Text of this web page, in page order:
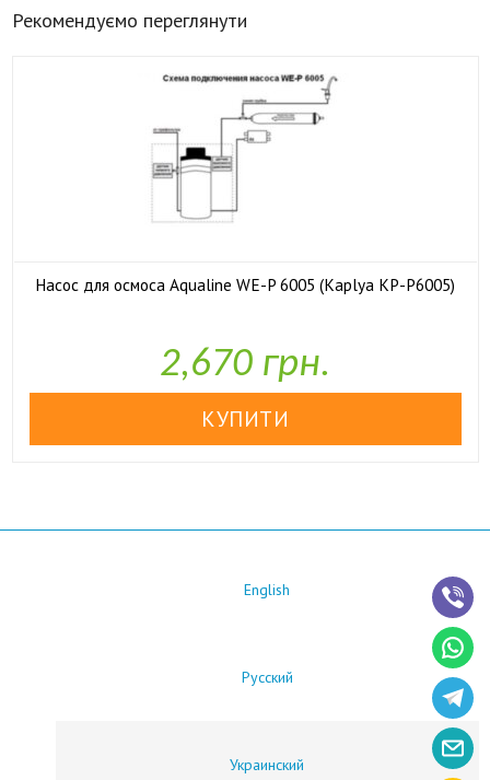
Рекомендуємо переглянути
Насос для осмоса Aqualine WE-P 6005 (Kaplya KP-P6005)
2,670 грн.
English
Русский
Украинский